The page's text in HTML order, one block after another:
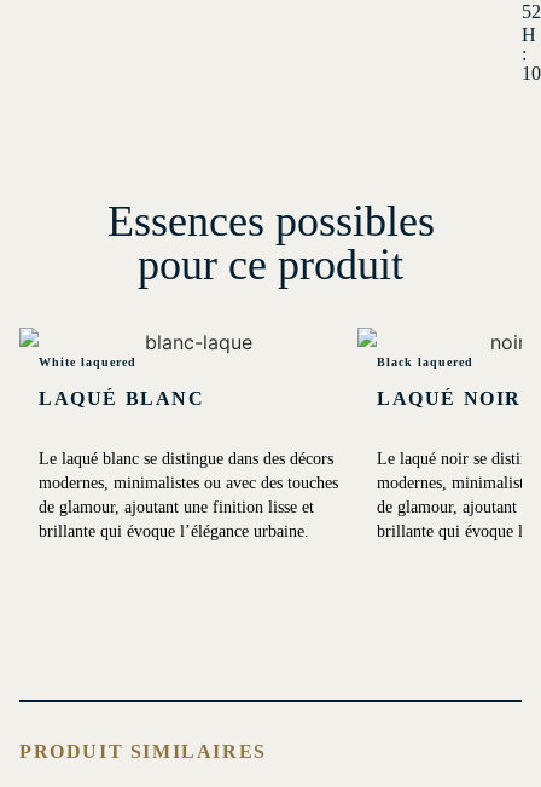
H
:
Essences possibles
pour ce produit
White laquered
LAQUÉ BLANC
Le laqué blanc se distingue dans des décors
modernes, minimalistes ou avec des touches
de glamour, ajoutant une finition lisse et
brillante qui évoque l’élégance urbaine.
Black laquered
LAQUÉ NOIR
Le laqué noir se
modernes, minimalistes
de glamour, ajoutant
brillante qui évoque
PRODUIT SIMILAIRES